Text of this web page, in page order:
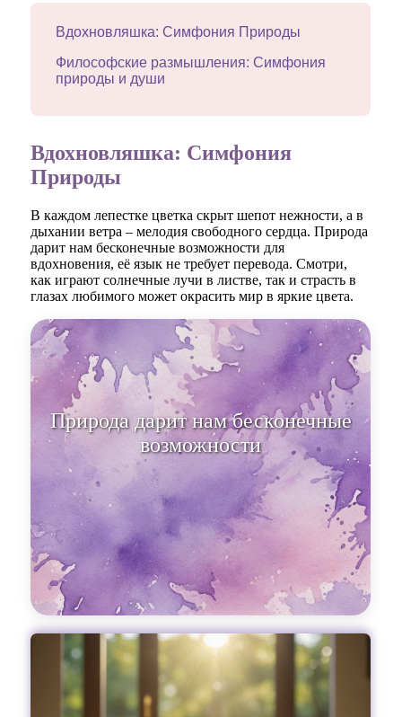
Вдохновляшка: Симфония Природы
Философские размышления: Симфония
природы и души
Вдохновляшка: Симфония
Природы
В каждом лепестке цветка скрыт шепот нежности, а в
дыхании ветра – мелодия свободного сердца. Природа
дарит нам бесконечные возможности для
вдохновения, её язык не требует перевода. Смотри,
как играют солнечные лучи в листвe, так и страсть в
глазах любимого может окрасить мир в яркие цвета.
Природа дарит нам бесконечные
возможности для вдохновения.